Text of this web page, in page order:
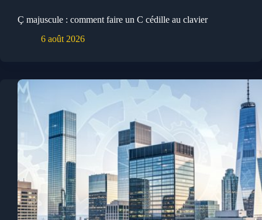
Ç majuscule : comment faire un C cédille au clavier
6 août 2026